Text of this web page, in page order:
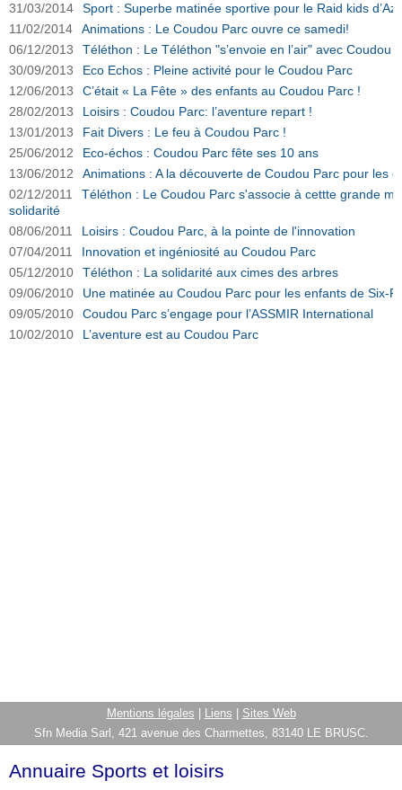
31/03/2014
Sport : Superbe matinée sportive pour le Raid kids
11/02/2014
Animations : Le Coudou Parc ouvre ce samedi!
06/12/2013
Téléthon : Le Téléthon "s’envoie en l’air" avec Coudou
30/09/2013
Eco Echos : Pleine activité pour le Coudou Parc
12/06/2013
C’était « La Fête » des enfants au Coudou Parc !
28/02/2013
Loisirs : Coudou Parc: l’aventure repart !
13/01/2013
Fait Divers : Le feu à Coudou Parc !
25/06/2012
Eco-échos : Coudou Parc fête ses 10 ans
13/06/2012
Animations : A la découverte de Coudou Parc pour les
02/12/2011
Téléthon : Le Coudou Parc s'associe à cettte grande
solidarité
08/06/2011
Loisirs : Coudou Parc, à la pointe de l'innovation
07/04/2011
Innovation et ingéniosité au Coudou Parc
05/12/2010
Téléthon : La solidarité aux cimes des arbres
09/06/2010
Une matinée au Coudou Parc pour les enfants de Six-
09/05/2010
Coudou Parc s’engage pour l’ASSMIR International
10/02/2010
L’aventure est au Coudou Parc
Mentions légales Liens
Sites Web
Sfn Media Sarl, 421 avenue des Charmettes, 83140 LE BRUSC.
Annuaire Sports et loisirs